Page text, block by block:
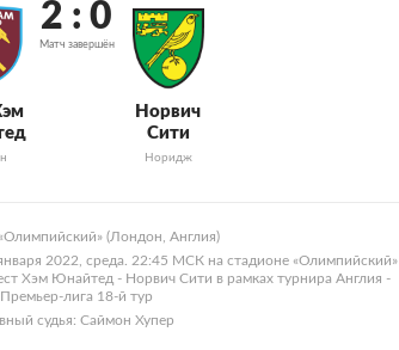
2 : 0
Матч завершён
Норвич
Сити
Норидж
(Лондон, Англия)
2022, среда. 22:45 МСК на стадионе «Олимпийский»
Хэм Юнайтед - Норвич Сити в рамках турнира Англия -
Премьер-лига 18-й тур
судья: Саймон Хупер